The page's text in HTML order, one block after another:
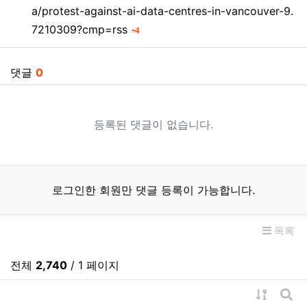
a/protest-against-ai-data-centres-in-vancouver-9.
7210309?cmp=rss
4회 연결
댓글 0
등록된 댓글이 없습니다.
로그인한 회원만 댓글 등록이 가능합니다.
목록
전체 2,740 / 1 페이지
게시물